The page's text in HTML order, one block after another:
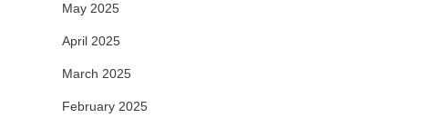
May 2025
April 2025
March 2025
February 2025